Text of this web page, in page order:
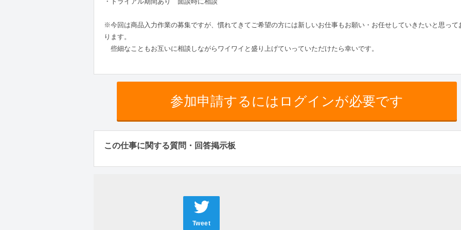
※今回は商品入力作業の募集ですが、慣れてきてご希望の方には新しいお仕事もお願い・お任せしていきたいと思って
ります。
些細なこともお互いに相談しながらワイワイと盛り上げていっていただけたら幸いです。
参加申請するにはログインが必要です
この仕事に関する質問・回答掲示板
Tweet